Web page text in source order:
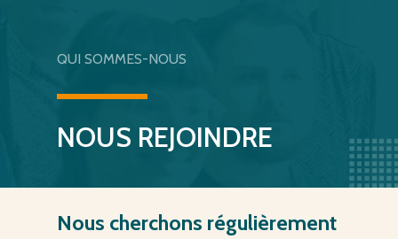
QUI SOMMES-NOUS
NOUS REJOINDRE
Nous cherchons régulièrement